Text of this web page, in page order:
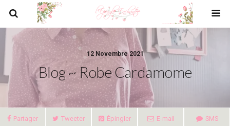
12 Novembre 2021
Blog ~ Robe Cardamome
Partager Tweeter Épingler E-mail SMS